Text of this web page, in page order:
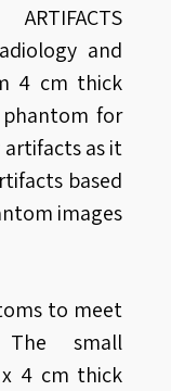
ARTIFACTS
and
4 cm thick
for
as it
based
images.
to meet
The small
4 cm thick